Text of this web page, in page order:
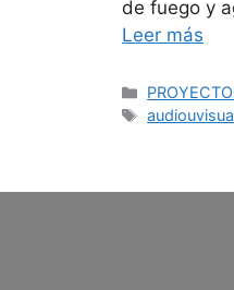
de fuego y
Leer más